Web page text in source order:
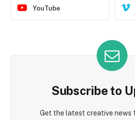
YouTube
Subscribe to
Get the latest creative news